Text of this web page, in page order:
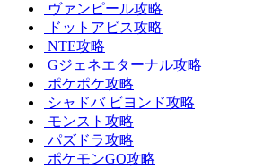
ヴァンピール攻略
ドットアビス攻略
NTE攻略
Gジェネエターナル攻略
ポケポケ攻略
シャドバ ビヨンド攻略
モンスト攻略
パズドラ攻略
ポケモンGO攻略